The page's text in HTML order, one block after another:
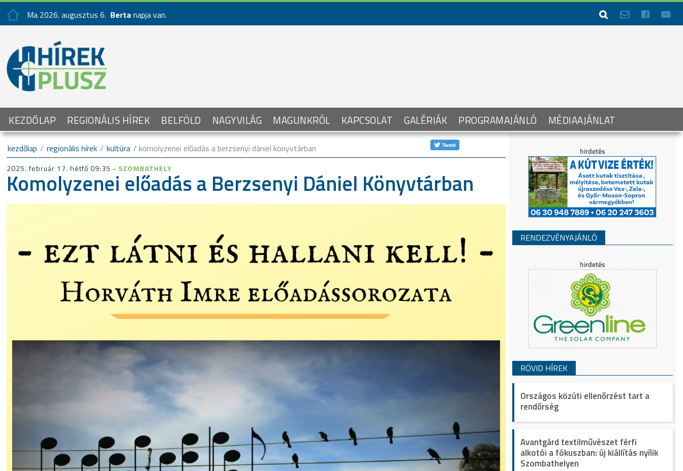
Ma 2026. augusztus 6. Berta napja van.    
KEZDŐLAP REGIONÁLIS HÍREK BELFÖLD NAGYVILÁG MAGUNKRÓL KAPCSOLAT GALÉRIÁK PROGRAMAJÁNLÓ MÉDIAAJÁNLAT
kezdőlap / regionális hírek / kultúra / komolyzenei előadás a berzsenyi dániel könyvtárban
2025. február 17. hétfő 09:35 - SZOMBATHELY
Komolyzenei előadás a Berzsenyi Dániel Könyvtárban
RENDEZVÉNYAJÁNLÓ
RÖVID HÍREK
Országos közúti ellenőrzést tart a
rendőrség
Avantgárd textilművészet férfi
alkotói a fókuszban: új kiállítás nyílik
Szombathelyen